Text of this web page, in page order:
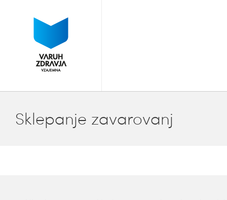
Sklepanje zavarovanj